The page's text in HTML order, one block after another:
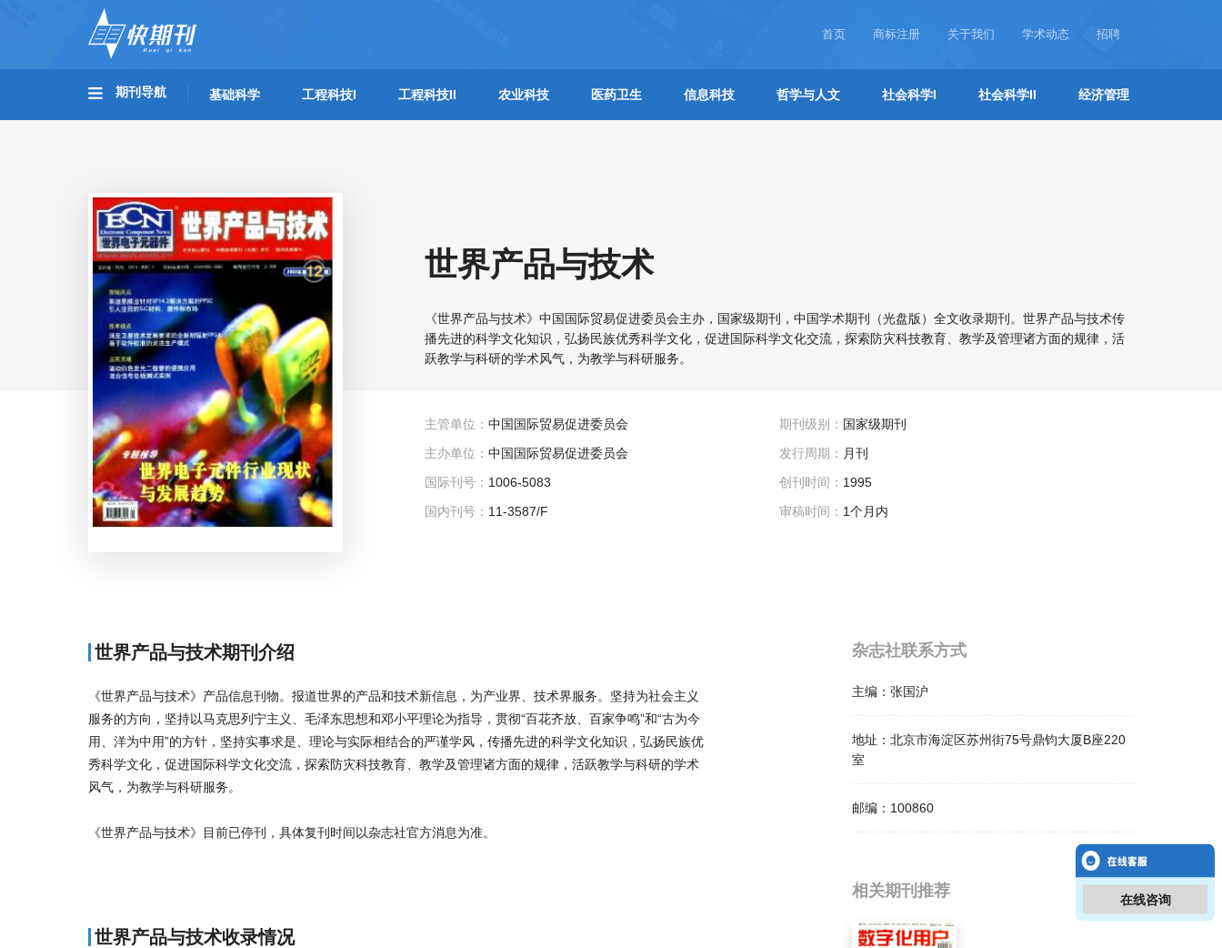
首页 商标注册 关于我们 学术动态 招聘
期刊导航 基础科学 工程科技I 工程科技II 农业科技 医药卫生 信息科技 哲学与人文 社会科学I 社会科学II 经济管理
世界产品与技术
《世界产品与技术》中国国际贸易促进委员会主办，国家级期刊，中国学术期刊（光盘版）全文收录期刊。世界产品与技术传
播先进的科学文化知识，弘扬民族优秀科学文化，促进国际科学文化交流，探索防灾科技教育、教学及管理诸方面的规律，活
跃教学与科研的学术风气，为教学与科研服务。
主管单位： 中国国际贸易促进委员会
主办单位： 中国国际贸易促进委员会
国际刊号： 1006-5083
国内刊号： 11-3587/F
期刊级别： 国家级期刊
发行周期： 月刊
创刊时间： 1995
审稿时间： 1个月内
世界产品与技术期刊介绍
《世界产品与技术》产品信息刊物。报道世界的产品和技术新信息，为产业界、技术界服务。坚持为社会主义
服务的方向，坚持以马克思列宁主义、毛泽东思想和邓小平理论为指导，贯彻“百花齐放、百家争鸣”和“古为今
用、洋为中用”的方针，坚持实事求是、理论与实际相结合的严谨学风，传播先进的科学文化知识，弘扬民族优
秀科学文化，促进国际科学文化交流，探索防灾科技教育、教学及管理诸方面的规律，活跃教学与科研的学术
风气，为教学与科研服务。
《世界产品与技术》目前已停刊，具体复刊时间以杂志社官方消息为准。
世界产品与技术收录情况
杂志社联系方式
主编： 张国沪
地址： 北京市海淀区苏州街75号鼎钧大厦B座220
室
邮编： 100860
相关提问
世界产品与技术影响因子是多少？
相关期刊推荐 在线咨询